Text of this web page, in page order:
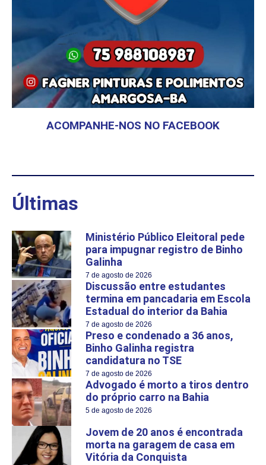
ACOMPANHE-NOS NO FACEBOOK
Últimas
Ministério Público Eleitoral pede
para impugnar registro de Binho
Galinha
7 de agosto de 2026
Discussão entre estudantes
termina em pancadaria em Escola
Estadual do interior da Bahia
7 de agosto de 2026
Preso e condenado a 36 anos,
Binho Galinha registra
candidatura no TSE
7 de agosto de 2026
Advogado é morto a tiros dentro
do próprio carro na Bahia
5 de agosto de 2026
Jovem de 20 anos é encontrada
morta na garagem de casa em
Vitória da Conquista